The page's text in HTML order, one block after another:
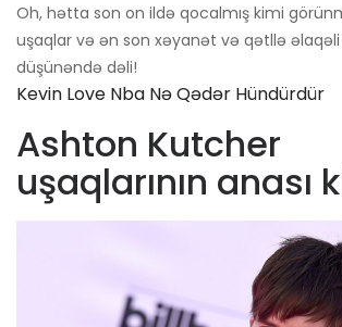
Oh, hətta son on ildə qocalmış kimi
uşaqlar və ən son xəyanət və qətllə
düşünəndə dəli!
Kevin Love Nba Nə Qədər Hündürdür
Ashton Kutcher
uşaqlarının anası